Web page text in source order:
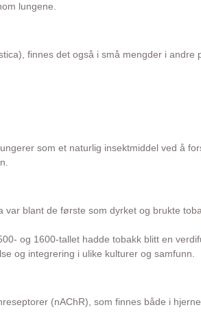
lungene.
finnes det også i små mengder i andre
som et naturlig insektmiddel ved å
blant de første som dyrket og brukte
og 1600-tallet hadde tobakk blitt en
og integrering i ulike kulturer og samfunn.
(nAChR), som finnes både i